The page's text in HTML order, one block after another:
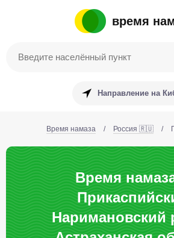
время
Направление на
Время намаза / Россия 🇷🇺 /
Время
Наримановский